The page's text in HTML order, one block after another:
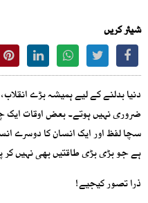
شیئر کریں
دنیا بدلنے کے لیے ہمیشہ بڑے
ضروری نہیں ہوتے۔ بعض اوقات ایک
سچا لفظ اور ایک انسان کا دوسرے
ہے جو بڑی بڑی طاقتیں بھی نہیں کر
ذرا تصور کیجیے!